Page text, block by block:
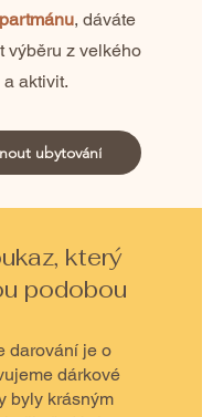
, dáváte
výběru z velkého
aktivit.
ubytování
který
podobou
darování je o
dárkové
byly krásným